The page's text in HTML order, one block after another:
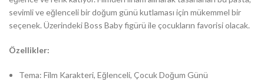
sevimli ve eğlenceli bir doğum günü kutlaması için mükemmel bir
seçenek. Üzerindeki Boss Baby figürü ile çocukların favorisi olacak.
Özellikler:
Tema: Film Karakteri, Eğlenceli, Çocuk Doğum Günü